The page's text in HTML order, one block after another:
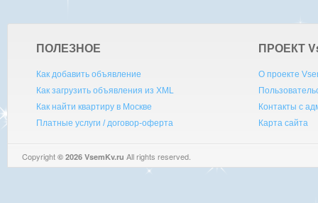
ПОЛЕЗНОЕ
Как добавить объявление
Как загрузить объявления из XML
Как найти квартиру в Москве
Платные услуги / договор-оферта
ПРОЕКТ V
О проекте
Контакты с
Карта сайта
Copyright © 2026 VsemKv.ru All rights reserved.